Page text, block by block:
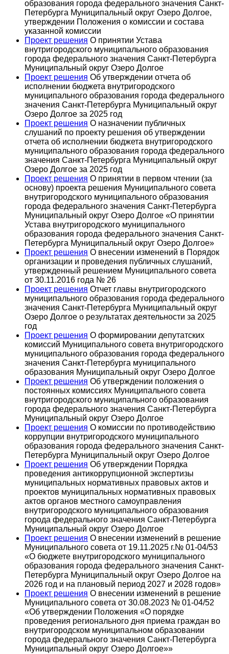
образования города федерального значения Санкт-
Петербурга Муниципальный округ Озеро Долгое,
утверждении Положения о комиссии и состава
указанной комиссии
Проект решения О принятии Устава
внутригородского муниципального образования
города федерального значения Санкт-Петербурга
Муниципальный округ Озеро Долгое
Проект решения Об утверждении отчета об
исполнении бюджета внутригородского
муниципального образования города федерального
значения Санкт-Петербурга Муниципальный округ
Озеро Долгое за 2025 год
Проект решения О назначении публичных
слушаний по проекту решения об утверждении
отчета об исполнении бюджета внутригородского
муниципального образования города федерального
значения Санкт-Петербурга Муниципальный округ
Озеро Долгое за 2025 год
Проект решения О принятии в первом чтении (за
основу) проекта решения Муниципального совета
внутригородского муниципального образования
города федерального значения Санкт-Петербурга
Муниципальный округ Озеро Долгое «О принятии
Устава внутригородского муниципального
образования города федерального значения Санкт-
Петербурга Муниципальный округ Озеро Долгое»
Проект решения О внесении изменений в Порядок
организации и проведения публичных слушаний,
утвержденный решением Муниципального совета
от 30.11.2016 года № 26
Проект решения Отчет главы внутригородского
муниципального образования города федерального
значения Санкт-Петербурга Муниципальный округ
Озеро Долгое о результатах деятельности за 2025
год
Проект решения О формировании депутатских
комиссий Муниципального совета внутригородского
муниципального образования города федерального
значения Санкт-Петербурга муниципального
образования Муниципальный округ Озеро Долгое
Проект решения Об утверждении положения о
постоянных комиссиях Муниципального совета
внутригородского муниципального образования
города федерального значения Санкт-Петербурга
Муниципальный округ Озеро Долгое
Проект решения О комиссии по противодействию
коррупции внутригородского муниципального
образования города федерального значения Санкт-
Петербурга Муниципальный округ Озеро Долгое
Проект решения Об утверждении Порядка
проведения антикоррупционной экспертизы
муниципальных нормативных правовых актов и
проектов муниципальных нормативных правовых
актов органов местного самоуправления
внутригородского муниципального образования
города федерального значения Санкт-Петербурга
Муниципальный округ Озеро Долгое
Проект решения О внесении изменений в решение
Муниципального совета от 19.11.2025 г.№ 01-04/53
«О бюджете внутригородского муниципального
образования города федерального значения Санкт-
Петербурга Муниципальный округ Озеро Долгое на
2026 год и на плановый период 2027 и 2028 годов»
Проект решения О внесении изменений в решение
Муниципального совета от 30.08.2023 № 01-04/52
«Об утверждении Положения «О порядке
проведения регионального дня приема граждан во
внутригородском муниципальном образовании
города федерального значения Санкт-Петербурга
Муниципальный округ Озеро Долгое»»